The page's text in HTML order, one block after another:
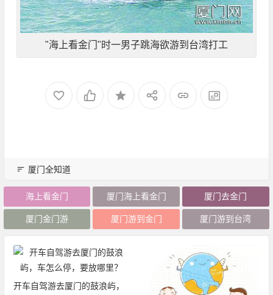
"海上看金门"时一男子跳海欲游到台湾打工
厦门全知道
海上看金门 厦门海上看金门 厦门去金门
厦门金门游 厦门游到金门 厦门游到台湾
开车自驾游去厦门的鼓浪屿，